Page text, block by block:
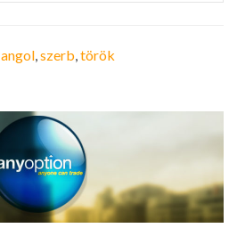
angol szerb török